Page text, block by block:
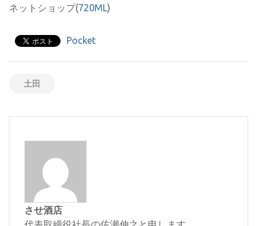
ネットショップ(720ML)
Pocket
土田
させ酒店